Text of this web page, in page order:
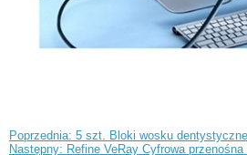
Poprzednia: 5 szt. Bloki wosku
Następny: Refine VeRay Cyfrowa